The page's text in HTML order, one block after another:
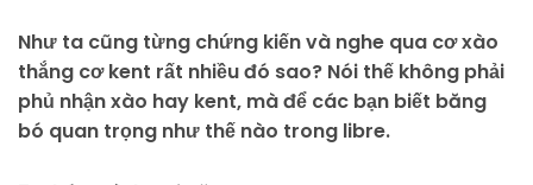
Như ta cũng từng chứng kiến và nghe qua cơ xào
thắng cơ kent rất nhiều đó sao? Nói thế không phải
phủ nhận xào hay kent, mà để các bạn biết băng
bó quan trọng như thế nào trong libre.